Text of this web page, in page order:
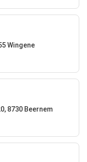
Wingene
8730 Beernem